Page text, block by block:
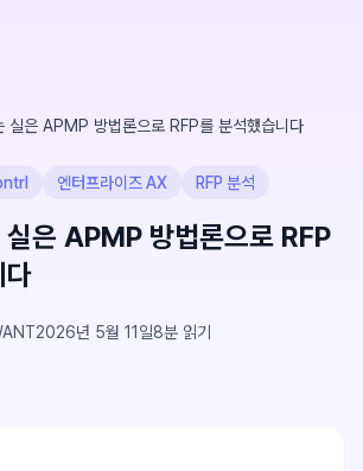
실은 APMP 방법론으로 RFP를 분석했습니다
엔터프라이즈 AX RFP 분석
실은 APMP 방법론으로 RFP
다
2026년 5월 11일8분 읽기